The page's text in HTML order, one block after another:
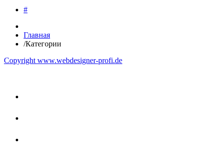
#
Главная
/Категории
Copyright www.webdesigner-profi.de